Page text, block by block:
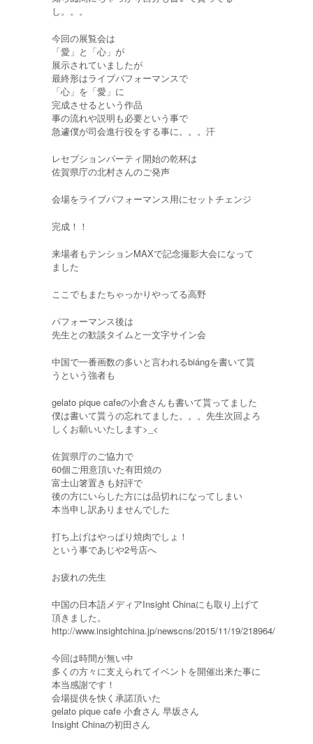
し。。。
今回の展覧会は
「愛」と「心」が
展示されていましたが
最終形はライブパフォーマンスで
「心」を「愛」に
完成させるという作品
事の流れや説明も必要という事で
急遽僕が司会進行役をする事に。。。汗
レセプションパーティ開始の乾杯は
佐賀県庁の北村さんのご発声
会場をライブパフォーマンス用にセットチェンジ
完成！！
来場者もテンションMAXで記念撮影大会になって
ました
ここでもまたちゃっかりやってる高野
パフォーマンス後は
先生との歓談タイムと一文字サイン会
中国で一番画数の多いと言われるbiángを書いて貰
うという強者も
gelato pique cafeの小倉さんも書いて貰ってました
僕は書いて貰うの忘れてました。。。先生次回よろ
しくお願いいたします>_<
佐賀県庁のご協力で
60個ご用意頂いた有田焼の
富士山箸置きも好評で
後の方にいらした方には品切れになってしまい
本当申し訳ありませんでした
打ち上げはやっぱり焼肉でしょ！
という事であじや2号店へ
お疲れの先生
中国の日本語メディアInsight Chinaにも取り上げて
頂きました。
http://www.insightchina.jp/newscns/2015/11/19/218964/
今回は時間が無い中
多くの方々に支えられてイベントを開催出来た事に
本当感謝です！
会場提供を快く承諾頂いた
gelato pique cafe 小倉さん 早坂さん
Insight Chinaの初田さん